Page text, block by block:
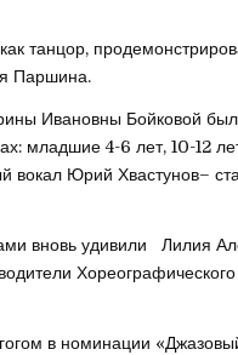
танцор,
Паршина.
Ивановны Бойковой
младшие 4-6 лет, 10-12
вокал Юрий Хвастунов–
вновь удивили Лилия
в номинации